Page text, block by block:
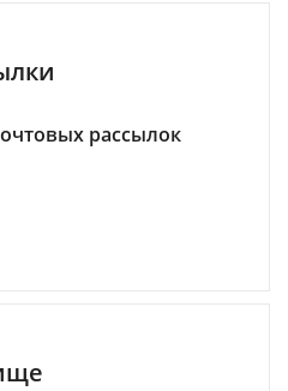
рассылок